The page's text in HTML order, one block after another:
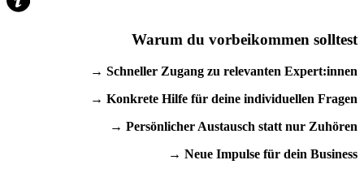
Warum du vorbeikommen solltest
→ Schneller Zugang zu relevanten Expert:innen
→ Konkrete Hilfe für deine individuellen Fragen
→ Persönlicher Austausch statt nur Zuhören
→ Neue Impulse für dein Business